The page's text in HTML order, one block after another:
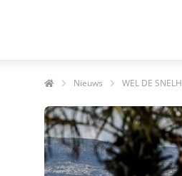
Nieuws WEL DE